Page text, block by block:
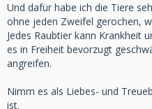
Und dafür habe ich die Tiere
ohne jeden Zweifel gerochen,
Jedes Raubtier kann Krankheit
es in Freiheit bevorzugt
angreifen.
Nimm es als Liebes- und
ist.